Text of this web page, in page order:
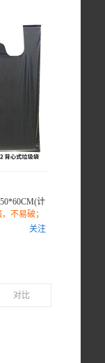
计
不易破；
材质，降
关注
对比